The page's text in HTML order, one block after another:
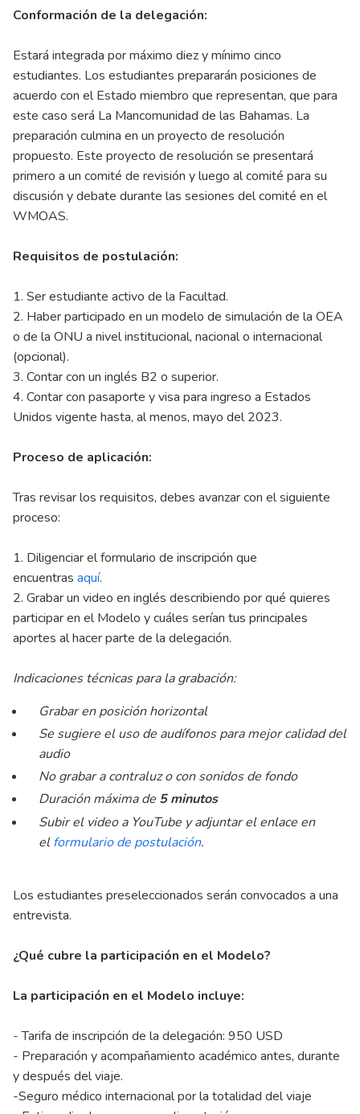
Conformación de la delegación:
Estará integrada por máximo diez y mínimo cinco
estudiantes. Los estudiantes prepararán posiciones de
acuerdo con el Estado miembro que representan, que para
este caso será La Mancomunidad de las Bahamas. La
preparación culmina en un proyecto de resolución
propuesto. Este proyecto de resolución se presentará
primero a un comité de revisión y luego al comité para su
discusión y debate durante las sesiones del comité en el
WMOAS.
Requisitos de postulación:
1. Ser estudiante activo de la Facultad.
2. Haber participado en un modelo de simulación de la OEA
o de la ONU a nivel institucional, nacional o internacional
(opcional).
3. Contar con un inglés B2 o superior.
4. Contar con pasaporte y visa para ingreso a Estados
Unidos vigente hasta, al menos, mayo del 2023.
Proceso de aplicación:
Tras revisar los requisitos, debes avanzar con el siguiente
proceso:
1. Diligenciar el formulario de inscripción que
encuentras aquí.
2. Grabar un video en inglés describiendo por qué quieres
participar en el Modelo y cuáles serían tus principales
aportes al hacer parte de la delegación.
Indicaciones técnicas para la grabación:
Grabar en posición horizontal
Se sugiere el uso de audífonos para mejor calidad del
audio
No grabar a contraluz o con sonidos de fondo
Duración máxima de 5 minutos
Subir el video a YouTube y adjuntar el enlace en
elformulario de postulación.
Los estudiantes preseleccionados serán convocados a una
entrevista.
¿Qué cubre la participación en el Modelo?
La participación en el Modelo incluye:
- Tarifa de inscripción de la delegación: 950 USD
- Preparación y acompañamiento académico antes, durante
y después del viaje.
-Seguro médico internacional por la totalidad del viaje